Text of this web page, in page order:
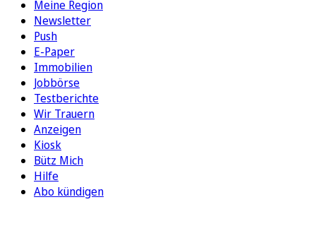
Meine Region
Newsletter
Push
E-Paper
Immobilien
Jobbörse
Testberichte
Wir Trauern
Anzeigen
Kiosk
Bütz Mich
Hilfe
Abo kündigen